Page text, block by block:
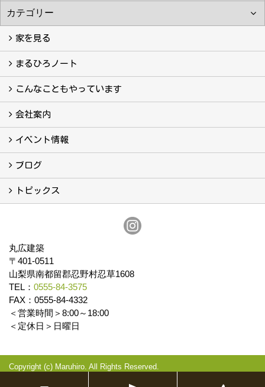
家を見る
フォトギャラリー
現場レポート
完工事例
お客様の声
まるひろノート
真っ直ぐの家づくり
自慢の大工たち
こだわりの自然素材
快適な家のエッセンス
注文住宅ができるまで
こんなこともやっています
こんなこともやっています
会社案内
会社案内
まるひろの人
スタッフ紹介
プライバシーポリシー
イベント情報
イベント予告
イベント報告
ブログ
ブログ
トピックス
丸広建築
〒401-0511
山梨県南都留郡忍野村忍草1608
TEL： 0555-84-3575
FAX：0555-84-4332
＜営業時間＞8:00～18:00
＜定休日＞日曜日
Copyright (c) Maruhiro. All Rights Reserved.